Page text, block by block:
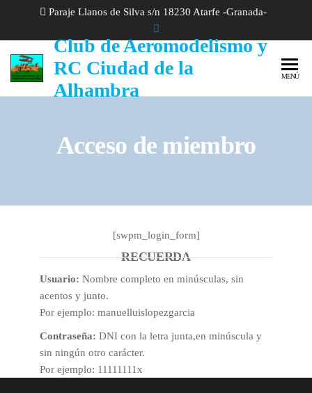
Paraje Llanos de Silva s/n 18230 Atarfe -Granada-
Club de Aeromodelismo y
RC Ciudad de la
Alhambra
MENÚ
Acceso de miembro
[swpm_login_form]
RECUERDA
Usuario: Nombre completo en minúsculas, sin
acentos y junto.
Por ejemplo: manuelluislopezgarcia
Contraseña: DNI con la letra junta,en minúscula y
sin ningún otro carácter.
Por ejemplo: 11111111x